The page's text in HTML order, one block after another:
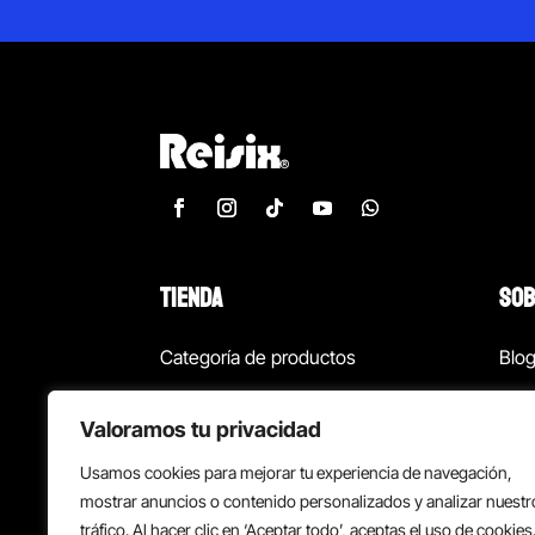
Valoramos tu privacidad
Usamos cookies para mejorar tu experiencia de navegación,
mostrar anuncios o contenido personalizados y analizar
tráfico. Al hacer clic en ‘Aceptar todo’, aceptas el uso de cookies.
TIENDA
Categoría de productos
¡Las mejores ofertas!
Back to school
Blog